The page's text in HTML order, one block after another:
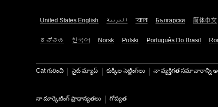
United States English العربية বাংলা Български 简体中文
ಕನ್ನಡ 한국어 Norsk Polski Português Do Brasil
Cat గురించి సైట్ మ్యాప్ కుక్కీల సెట్టింగ్‌లు నా వ్యక్తిగత సమాచారాన్ని
నా మార్కెటింగ్ ప్రాధాన్యతలు గోప్యత